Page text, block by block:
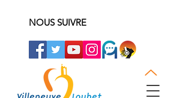
NOUS SUIVRE